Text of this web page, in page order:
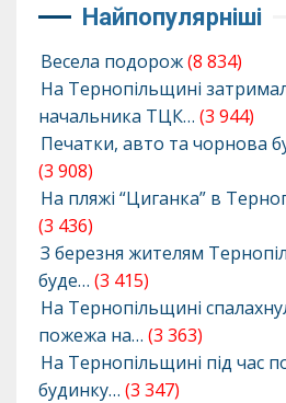
Найпопулярніші
Весела подорож(8 834)
На Тернопільщині
начальника ТЦК… (3 944)
Печатки, авто та чорнова
(3 908)
На пляжі “Циганка” в
(3 436)
З березня жителям
буде… (3 415)
На Тернопільщині
пожежа на… (3 363)
На Тернопільщині під час
будинку… (3 347)